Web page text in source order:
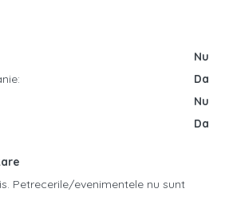
Nu
Da
Nu
Da
Petrecerile/evenimentele nu sunt